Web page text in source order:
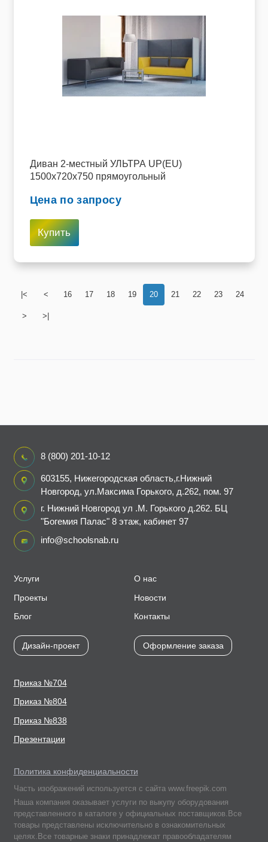
Диван 2-местный УЛЬТРА UP(EU)
1500х720х750 прямоугольный
Цена по запросу
Купить
|< < 16 17 18 19 20 21 22 23 24
> >|
Услуги
Проекты
Блог
Дизайн-проект
О нас
Новости
Контакты
Оформление заказа
Приказ №704
Приказ №804
Приказ №838
Презентации
8 (800) 201-10-12
603155, Нижегородская область,г.Нижний
Новгород, ул.Максима Горького, д.262, пом. 97
г. Нижний Новгород ул .М. Горького д.262. БЦ
"Богемия Палас" 8 этаж, кабинет 97
info@schoolsnab.ru
Политика конфиденциальности
Часть изображений используется с сайта www.freepik.com
Наша компания оказывает услуги по выкупу оборудования
представленного в каталоге у официальных поставщиков.Все
товары представлены исключительно в ознакомительных
целях.Все товарные знаки принадлежат правообладателям